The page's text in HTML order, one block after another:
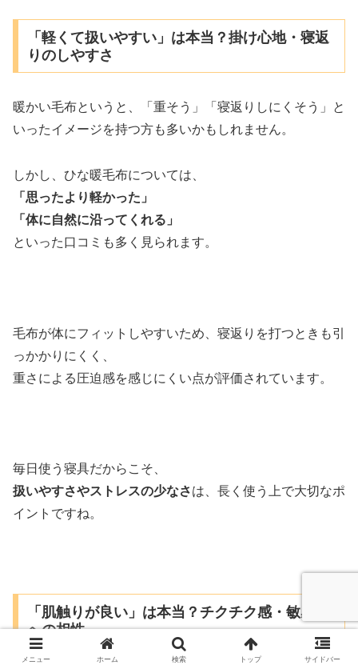
「軽くて扱いやすい」は本当？掛け心地・寝返
りのしやすさ
暖かい毛布というと、「重そう」「寝返りしにくそう」と
いったイメージを持つ方も多いかもしれません。
しかし、ひな暖毛布については、
「思ったより軽かった」
「体に自然に沿ってくれる」
といった口コミも多く見られます。
毛布が体にフィットしやすいため、寝返りを打つときも引
っかかりにくく、
重さによる圧迫感を感じにくい点が評価されています。
毎日使う寝具だからこそ、
扱いやすさやストレスの少なさは、長く使う上で大切なポ
イントですね。
「肌触りが良い」は本当？チクチク感・敏感肌
への相性
メニュー ホーム 検索 トップ サイドバー